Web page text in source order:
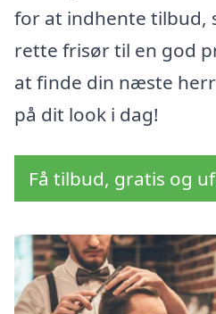
for at indhente tilbud,
rette frisør til en god
at finde din næste
på dit look i dag!
Få tilbud, gratis og